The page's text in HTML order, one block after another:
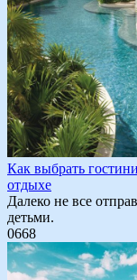
Как выбрать
отдыхе
Далеко не все
детьми.
0668